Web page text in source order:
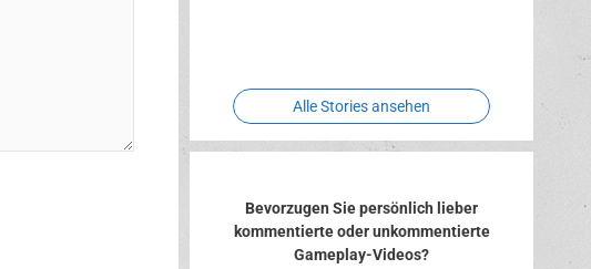
Alle Stories ansehen
Bevorzugen Sie persönlich lieber
kommentierte oder unkommentierte
Gameplay-Videos?